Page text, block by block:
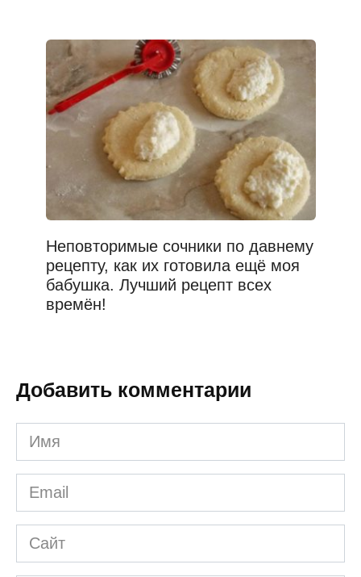
Неповторимые сочники по давнему
рецепту, как их готовила ещё моя
бабушка. Лучший рецепт всех
времён!
Добавить комментарии
Имя
*
Email
*
Сайт